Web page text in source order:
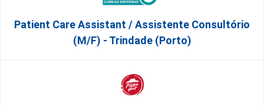
Patient Care Assistant / Assistente Consultório
(M/F) - Trindade (Porto)